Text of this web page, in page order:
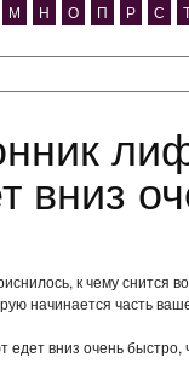
М Н О П Р С
вниз
к чему снится
начинается часть
едет вниз очень